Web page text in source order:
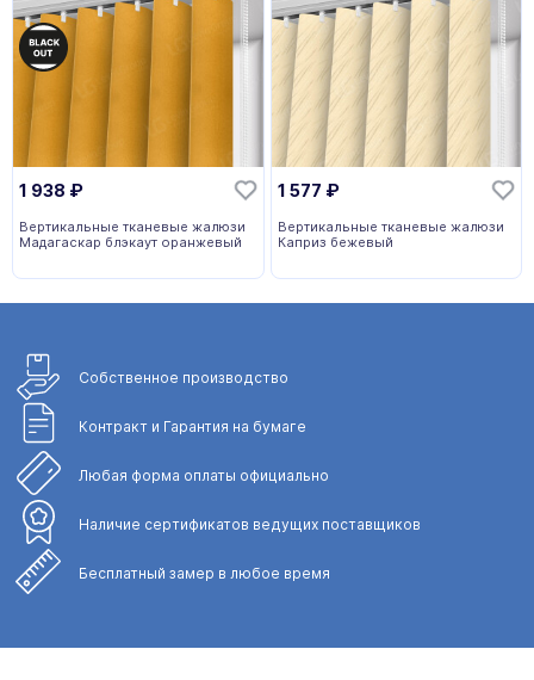
1 938 ₽
Вертикальные тканевые жалюзи
Мадагаскар блэкаут оранжевый
1 577 ₽
Вертикальные тканевые жалюзи
Каприз бежевый
Собственное производство
Контракт и Гарантия на бумаге
Любая форма оплаты официально
Наличие сертификатов ведущих поставщиков
Бесплатный замер в любое время